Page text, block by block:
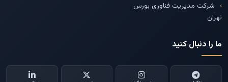
شرکت مدیریت فناوری بورس
تهران
ما را دنبال کنید